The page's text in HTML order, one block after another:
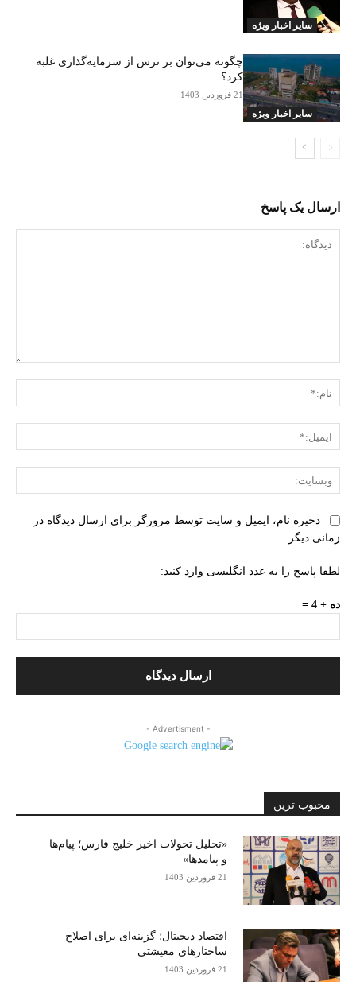
سایر اخبار ویژه
سایر اخبار ویژه
چگونه می‌توان بر ترس از سرمایه‌گذاری غلبه
کرد؟
21 فروردین 1403
ارسال یک پاسخ
ذخیره نام، ایمیل و سایت توسط مرورگر برای ارسال دیدگاه در
زمانی دیگر.
لطفا پاسخ را به عدد انگلیسی وارد کنید:
ده + 4 =
- Advertisment -
محبوب ترین
«تحلیل تحولات اخیر خلیج فارس؛ پیام‌ها
و پیامدها»
21 فروردین 1403
اقتصاد دیجیتال؛ گزینه‌ای برای اصلاح
ساختارهای معیشتی
21 فروردین 1403